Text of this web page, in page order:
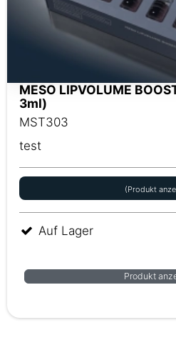
MESO LIPVOLUME
3ml)
MST303
test
(Produkt
Auf Lager
Produkt